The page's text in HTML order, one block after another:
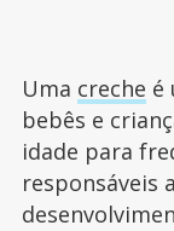
Uma creche é
bebês e
idade para
responsáveis